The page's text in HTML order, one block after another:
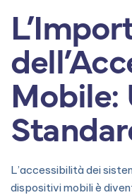
Mobile:
L’accessibilità dei
dispositivi mobili è